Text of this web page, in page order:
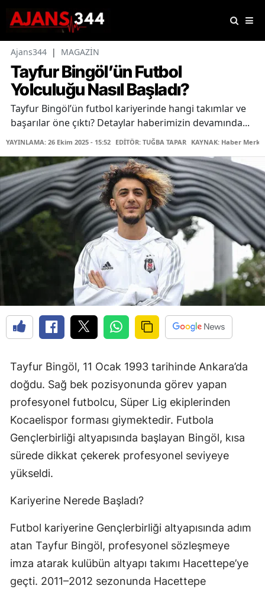
Ajans344 | MAGAZİN
Tayfur Bingöl’ün Futbol
Yolculuğu Nasıl Başladı?
Tayfur Bingöl’ün futbol kariyerinde hangi takımlar ve
başarılar öne çıktı? Detaylar haberimizin devamında...
YAYINLAMA: 26 Ekim 2025 - 15:52 EDİTÖR: TUĞBA TAPAR KAYNAK: Haber
Tayfur Bingöl, 11 Ocak 1993 tarihinde Ankara’da
doğdu. Sağ bek pozisyonunda görev yapan
profesyonel futbolcu, Süper Lig ekiplerinden
Kocaelispor forması giymektedir. Futbola
Gençlerbirliği altyapısında başlayan Bingöl, kısa
sürede dikkat çekerek profesyonel seviyeye
yükseldi.
Kariyerine Nerede Başladı?
Futbol kariyerine Gençlerbirliği altyapısında adım
atan Tayfur Bingöl, profesyonel sözleşmeye
imza atarak kulübün altyapı takımı Hacettepe’ye
geçti. 2011–2012 sezonunda Hacettepe